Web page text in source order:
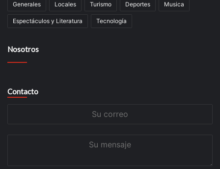
Generales Locales Turismo Deportes Musica
Espectáculos y Literatura Tecnología
Nosotros
Contacto